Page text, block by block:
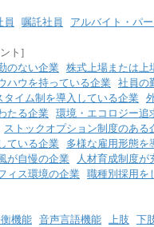
員 嘱託社員 アルバイト・パー
ト]
のない企業 株式上場または上
ハウを持っている企業 社員の
タイム制を導入している企業
たる企業 環境・エコロジー追
ストックオプション制度のある
ている企業
多様な雇用形態を
が自慢の企業
人材育成制度が
ィス環境の企業 職種別採用を
機能 音声言語機能 上肢 下